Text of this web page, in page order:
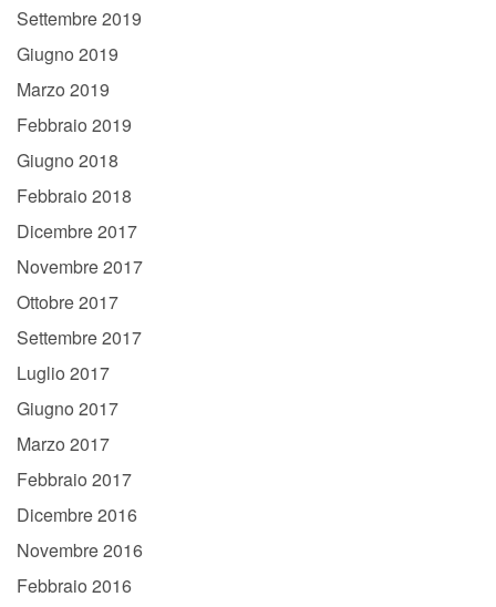
Settembre 2019
Giugno 2019
Marzo 2019
Febbraio 2019
Giugno 2018
Febbraio 2018
Dicembre 2017
Novembre 2017
Ottobre 2017
Settembre 2017
Luglio 2017
Giugno 2017
Marzo 2017
Febbraio 2017
Dicembre 2016
Novembre 2016
Febbraio 2016